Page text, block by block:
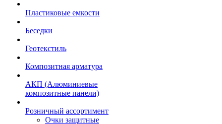
Пластиковые емкости
Беседки
Геотекстиль
Композитная арматура
АКП (Алюминиевые
композитные панели)
Розничный ассортимент
Очки защитные